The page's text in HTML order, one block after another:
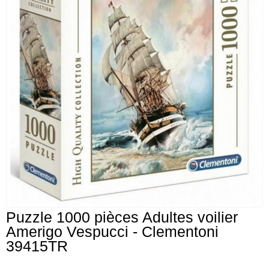
Puzzle 1000 pièces Adultes voilier
Amerigo Vespucci - Clementoni
39415TR